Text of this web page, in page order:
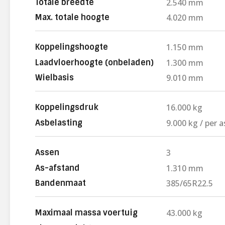
2.540 mm
Max. totale hoogte 4.020 mm
Koppelingshoogte 1.150 mm
Laadvloerhoogte (onbeladen) 1.300 mm
Wielbasis 9.010 mm
Koppelingsdruk 16.000 kg
Asbelasting 9.000 kg / per
Assen 3
As-afstand 1.310 mm
Bandenmaat 385/65R22.5
Maximaal massa voertuig 43.000 kg